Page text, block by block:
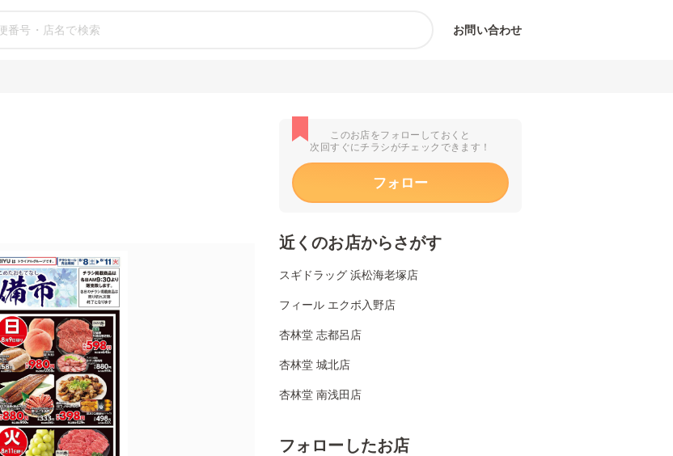
お問い合わせ
このお店をフォローしておくと
次回すぐにチラシがチェックできます！
フォロー
近くのお店からさがす
スギドラッグ 浜松海老塚店
フィール エクボ入野店
杏林堂 志都呂店
杏林堂 城北店
杏林堂 南浅田店
フォローしたお店